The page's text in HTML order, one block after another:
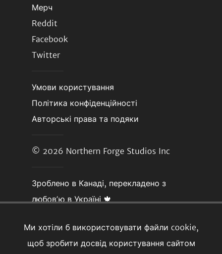
Ми хотіли б використовувати файли cookie,
щоб зробити досвід користування сайтом
Мерч
Reddit
Facebook
Twitter
Умови користування
Політика конфіденційності
Авторські права та подяки
© 2026 Northern Forge Studios Inc
Зроблено в Канаді, перекладено з
любовʼю в Україні 🍁